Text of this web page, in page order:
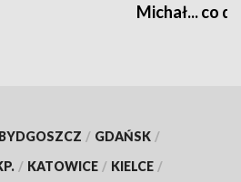
Michał... co
BYDGOSZCZ / GDAŃSK /
/ KATOWICE / KIELCE /